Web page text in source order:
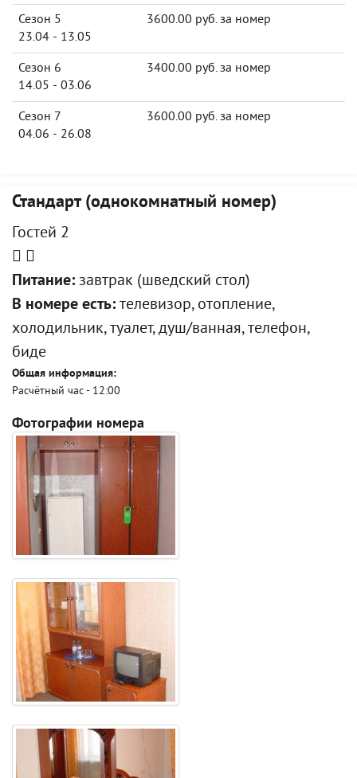
Сезон 5
23.04 - 13.05
3600.00 руб. за номер
Сезон 6
14.05 - 03.06
3400.00 руб. за номер
Сезон 7
04.06 - 26.08
3600.00 руб. за номер
Стандарт (однокомнатный номер)
Гостей 2
Питание: завтрак (шведский стол)
В номере есть: телевизор, отопление,
холодильник, туалет, душ/ванная, телефон,
биде
Общая информация:
Расчётный час - 12:00
Фотографии номера